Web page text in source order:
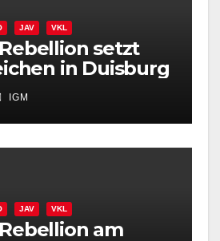
JAV VKL
setzt
in Duisburg
IGM
JAV VKL
am